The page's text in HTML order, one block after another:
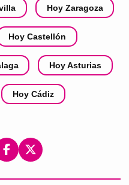
Hoy Zaragoza
Hoy Castellón
Hoy Asturias
Hoy Cádiz